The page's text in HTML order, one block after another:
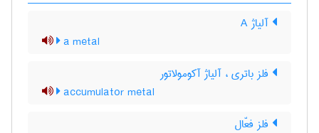
آلیاژ A
a metal
فلز باتری ، آلیاژ آکومولاتور
accumulator metal
فلز فعّال